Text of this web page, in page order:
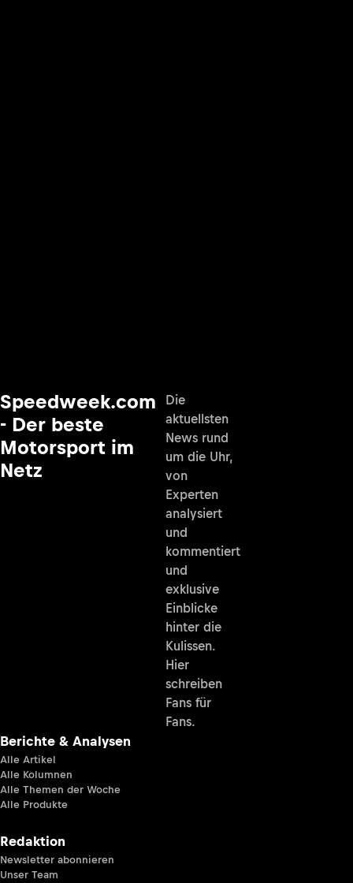
Speedweek.com
- Der beste
Motorsport im
Netz
Die
aktuellsten
News rund
um die Uhr,
von
Experten
analysiert
und
kommentiert
und
exklusive
Einblicke
hinter die
Kulissen.
Hier
schreiben
Fans für
Fans.
Berichte & Analysen
Alle Artikel
Alle Kolumnen
Alle Themen der Woche
Alle Produkte
Redaktion
Newsletter abonnieren
Unser Team